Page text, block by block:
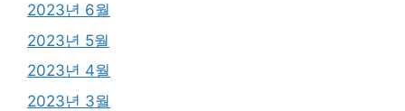
2023년 6월
2023년 5월
2023년 4월
2023년 3월